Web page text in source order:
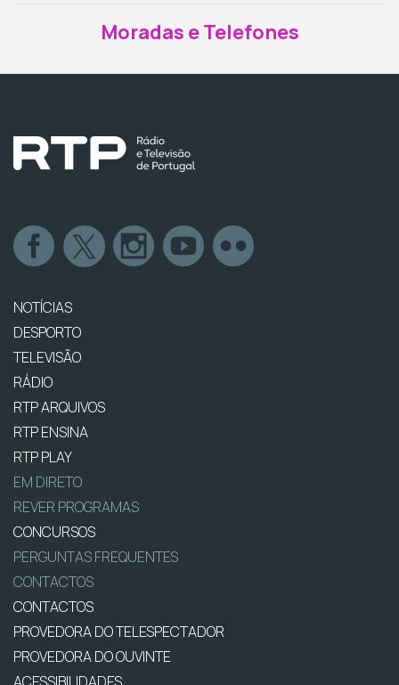
Moradas e Telefones
NOTÍCIAS
DESPORTO
TELEVISÃO
RÁDIO
RTP ARQUIVOS
RTP ENSINA
RTP PLAY
EM DIRETO
REVER PROGRAMAS
CONCURSOS
PERGUNTAS FREQUENTES
CONTACTOS
CONTACTOS
PROVEDORA DO TELESPECTADOR
PROVEDORA DO OUVINTE